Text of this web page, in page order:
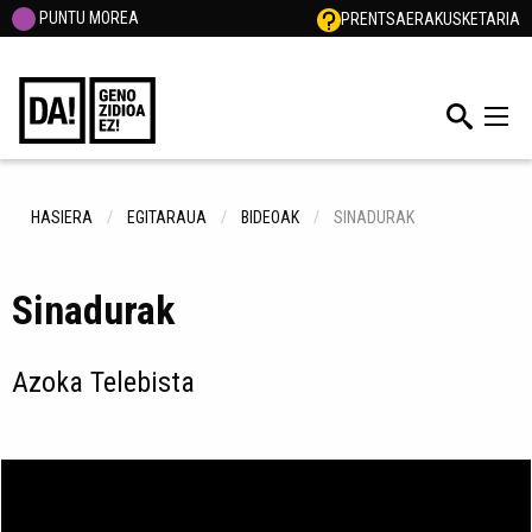
PUNTU MOREA PRENTSAERAKUSKETARIA
HASIERA EGITARAUA BIDEOAK SINADURAK
Sinadurak
Azoka Telebista